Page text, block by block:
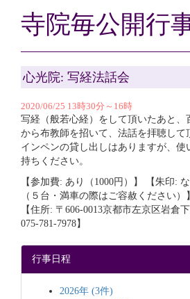
寺院毎公開行
心光院: 写経法話会
2020/06/25 13時30分～16時
写経（般若心経）をして頂いたあと、
から布教師を招いて、法話を拝聴して
インペンの貸し出しはありますが、使
持ちください。
【参加費: あり（1000円）】 【朱印:
（５台・満車の際はご容赦ください）】
【住所: 〒606-0013京都市左京区岩倉
075-781-7978】
行事日程
2026年 (3件)